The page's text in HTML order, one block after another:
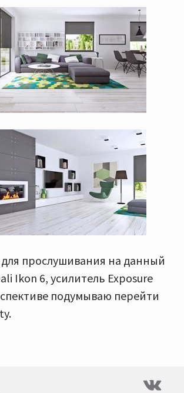
прослушивания на данный
Ikon 6, усилитель Exposure
подумываю перейти